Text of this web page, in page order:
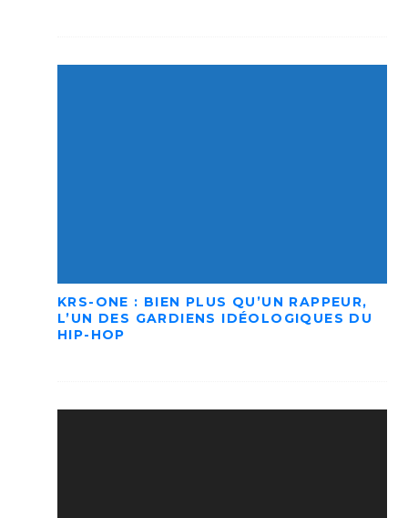
KRS-ONE : BIEN PLUS QU’UN RAPPEUR,
L’UN DES GARDIENS IDÉOLOGIQUES DU
HIP-HOP